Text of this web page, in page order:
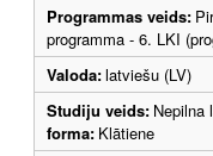
Programmas veids:
programma - 6. LKI
Valoda:latviešu (LV)
Studiju veids: Nepilna
forma: Klātiene